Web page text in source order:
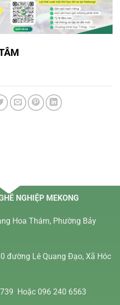
NGHIỆP MEKONG
Hoa Thám, Phường Bảy
đường Lê Quang Đạo, Xã Hóc
Hoặc 096 240 6563